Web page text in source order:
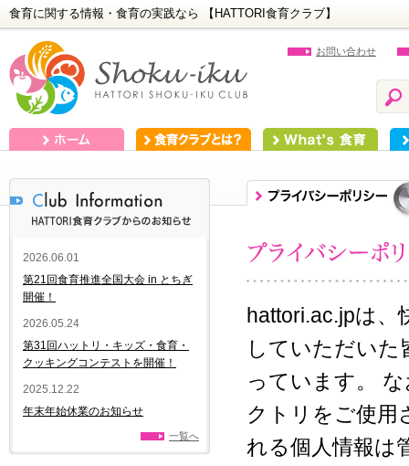
食育に関する情報・食育の実践なら 【HATTORI食育クラブ】
お問い合わせ
hattori.ac.jpは
していただいた
っています。
クトリをご使用
れる個人情報は
2026.06.01
第21回食育推進全国大会 in とちぎ
開催！
2026.05.24
第31回ハットリ・キッズ・食育・
クッキングコンテストを開催！
2025.12.22
年末年始休業のお知らせ
一覧へ